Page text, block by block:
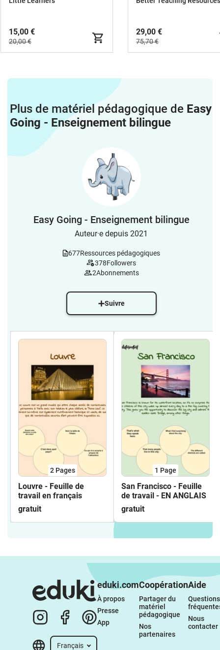
15,00 €
20,00 €
29,00 €
75,70 €
Plus de matériel pédagogique de Easy
Going - Enseignement bilingue
Easy Going - Enseignement bilingue
Auteur·e depuis 2021
677Ressources pédagogiques
378Followers
2Abonnements
Suivre
2 Pages
Louvre - Feuille de
travail en français
gratuit
1 Page
San Francisco - Feuille
de travail - EN ANGLAIS
gratuit
Français
eduki.com
À propos
Presse
App
Coopération
Partager du
matériel
pédagogique
Nos
partenaires
Aide
Questions
Nous
contacter